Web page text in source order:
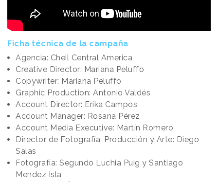
Ficha técnica de la campaña
Agencia: Cheil Central America
Creative Director: Mariana Peluffo
Copywriter: Mariana Peluffo
Graphic Production: Antonio Valdés
Account Director: Erika Campos
Account Manager: Rosana Pérez
Account Media Executive: Martín Romero
Director de Fotografía, Producción y Arte: Diego
Salas
Fotografía: Segundo Luchia Puig y Santiago
Mendez Isla